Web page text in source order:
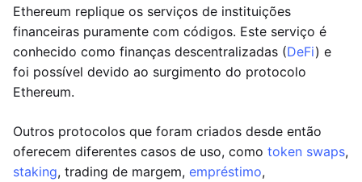
Ethereum replique os serviços de instituições
financeiras puramente com códigos. Este serviço é
conhecido como finanças descentralizadas (DeFi) e
foi possível devido ao surgimento do protocolo
Ethereum.
Outros protocolos que foram criados desde então
oferecem diferentes casos de uso, como token swaps,
staking, trading de margem, empréstimo,